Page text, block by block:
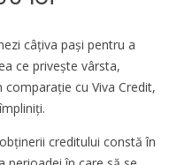
câţiva pași pentru a
ce priveşte vârsta,
cu Viva Credit,
creditului constă în